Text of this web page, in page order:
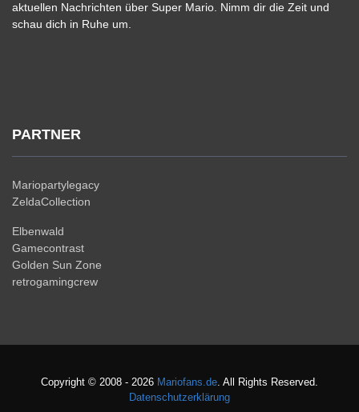
aktuellen Nachrichten über Super Mario. Nimm dir die Zeit und
schau dich in Ruhe um.
PARTNER
Mariopartylegacy
ZeldaCollection
Elbenwald
Gamecontrast
Golden Sun Zone
retrogamingcrew
Copyright © 2008 - 2026 Mariofans.de. All Rights Reserved.
Datenschutzerklärung